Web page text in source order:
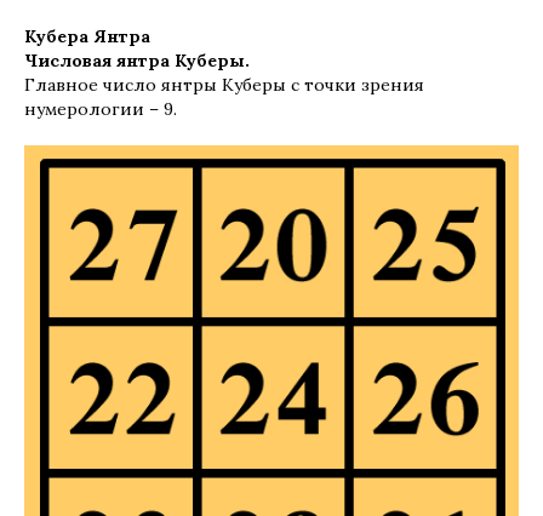
Кубера Янтра
Числовая янтра Куберы.
Главное число янтры Куберы с точки зрения
нумерологии – 9.